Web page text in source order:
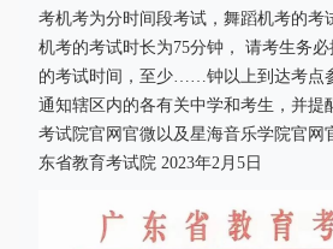
考机考为分时间段考试，舞蹈机考的考
机考的考试时长为75分钟， 请考生务
的考试时间，至少……钟以上到达考点
通知辖区内的各有关中学和考生，并提
考试院官网官微以及星海音乐学院官网
东省教育考试院 2023年2月5日